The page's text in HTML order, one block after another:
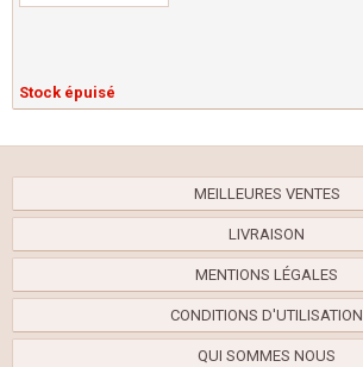
Stock épuisé
MEILLEURES VENTES
LIVRAISON
MENTIONS LÉGALES
CONDITIONS D'UTILISATION
QUI SOMMES NOUS